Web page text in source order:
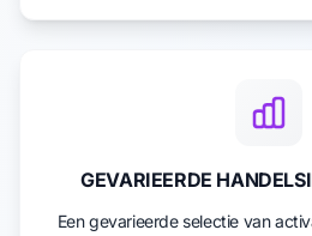
GEVARIEERDE
Een gevarieerde selectie van